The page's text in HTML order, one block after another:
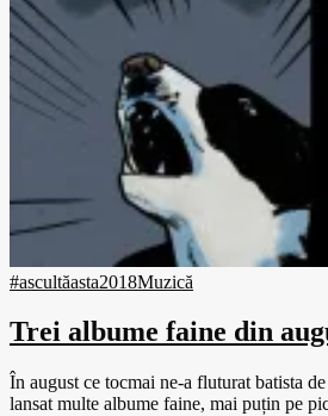
#ascultăasta2018Muzică
Trei albume faine din
În august ce tocmai ne-a fluturat batista
lansat multe albume faine, mai puțin pe